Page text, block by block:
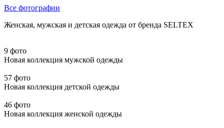
Все фотографии
Женская, мужская и детская одежда от бренда SELTEX
9 фото
Новая коллекция мужской одежды
57 фото
Новая коллекция детской одежды
46 фото
Новая коллекция женской одежды